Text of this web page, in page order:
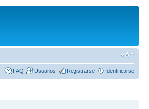
FAQ Usuarios Registrarse Identificarse